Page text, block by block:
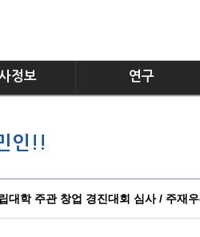
정보 연구
인!!
대학 주관 창업 경진대회 심사 / 주재